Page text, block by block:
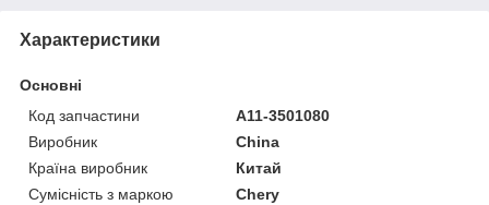
Характеристики
Основні
Код запчастини
A11-3501080
Виробник
China
Країна виробник
Китай
Сумісність з маркою
Chery